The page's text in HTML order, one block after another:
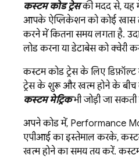
कस्टम कोड ट्रेसकी मदद से, यह
आपके ऐप्लिकेशन को कोई खास
करने में कितना समय लगता है.
लोड करना या डेटाबेस को क्वेरी
कस्टम कोड ट्रेस के लिए डिफ़ॉल्ट
ट्रेस के शुरू और खत्म होने के बीच
कस्टम मेट्रिकभी जोड़ी जा सकती
अपने कोड में, Performance
एपीआई का इस्तेमाल करके,
खत्म होने का समय तय करें.